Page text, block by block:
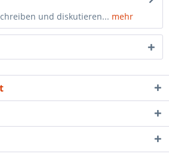
und diskutieren... mehr